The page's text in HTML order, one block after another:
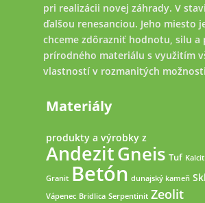
pri realizácii novej záhrady. V
ďalšou renesanciou. Jeho miesto
chceme zdôrazniť hodnotu, silu a
prírodného materiálu s využitím
vlastností v rozmanitých
Materiály
produkty a výrobky z
AndezitGneis Tuf Kalcit
Granit Betón dunajský kameň
Vápenec Bridlica Serpentinit Zeolit